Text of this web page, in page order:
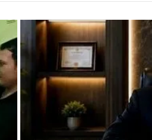
OPINI
Akademisi Soroti
Lampung Utara, Desak
30/07/2026